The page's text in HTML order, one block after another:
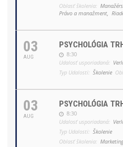
Oblasť školenia:
Právo a manažment,
03
AUG
PSYCHOLÓGIA
8:30
Udalosť usporiadaná:
Typ Udalosti: Školenie
03
AUG
PSYCHOLÓGIA
8:30
Udalosť usporiadaná:
Typ Udalosti: Školenie
Oblasť školenia: